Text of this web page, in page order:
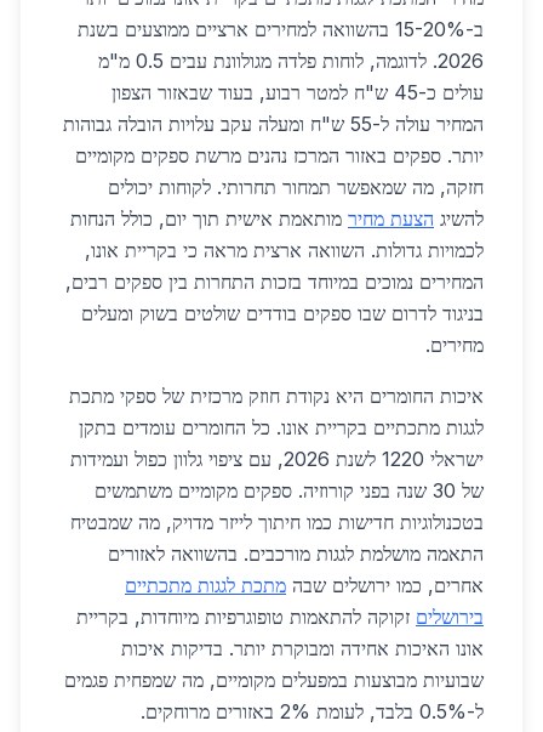
ב-15-20% בהשוואה למחירים ארציים ממוצעים בשנת
2026. לדוגמה, לוחות פלדה מגולוונת עבים 0.5 מ"מ
עולים כ-45 ש"ח למטר רבוע, בעוד שבאזור הצפון
המחיר עולה ל-55 ש"ח ומעלה עקב עלויות הובלה גבוהות
יותר. ספקים באזור המרכז נהנים מרשת ספקים מקומיים
חזקה, מה שמאפשר תמחור תחרותי. לקוחות יכולים
להשיג הצעת מחיר מותאמת אישית תוך יום, כולל הנחות
לכמויות גדולות. השוואה ארצית מראה כי בקריית אונו,
המחירים נמוכים במיוחד בזכות התחרות בין ספקים רבים,
בניגוד לדרום שבו ספקים בודדים שולטים בשוק ומעלים
מחירים.
איכות החומרים היא נקודת חוזק מרכזית של ספקי מתכת
לגגות מתכתיים בקריית אונו. כל החומרים עומדים בתקן
ישראלי 1220 לשנת 2026, עם ציפוי גלוון כפול ועמידות
של 30 שנה בפני קורוזיה. ספקים מקומיים משתמשים
בטכנולוגיות חדישות כמו חיתוך לייזר מדויק, מה שמבטיח
התאמה מושלמת לגגות מורכבים. בהשוואה לאזורים
אחרים, כמו ירושלים שבה מתכת לגגות מתכתיים
בירושלים זקוקה להתאמות טופוגרפיות מיוחדות, בקריית
אונו האיכות אחידה ומבוקרת יותר. בדיקות איכות
שבועיות מבוצעות במפעלים מקומיים, מה שמפחית פגמים
ל-0.5% בלבד, לעומת 2% באזורים מרוחקים.